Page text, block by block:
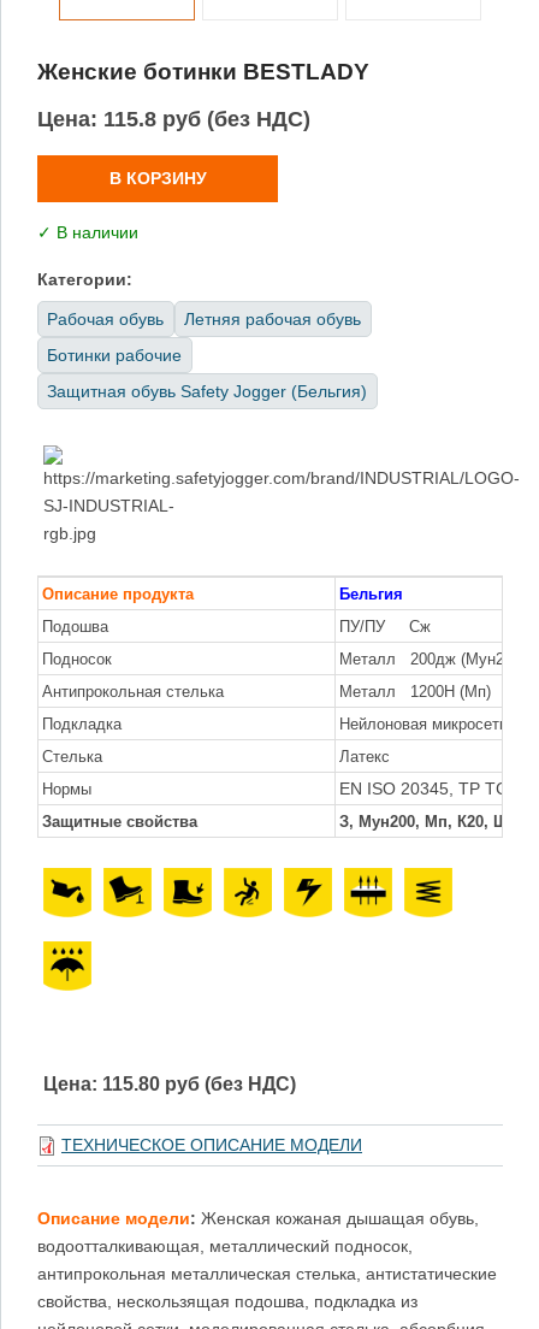
Женские ботинки BESTLADY
Цена: 115.8 руб (без НДС)
В КОРЗИНУ
✓ В наличии
Категории:
Рабочая обувь
Летняя рабочая обувь
Ботинки рабочие
Защитная обувь Safety Jogger (Бельгия)
Описание продукта
Бельгия
Подошва
ПУ/ПУ Сж
Подносок
Металл 200дж (Мун200)
Антипрокольная стелька
Металл 1200Н (Мп)
Подкладка
Нейлоновая микросетка
Стелька
Латекс
Нормы
EN ISO 20345, TP TC
Защитные свойства З, Мун200, Мп, К20, Щ20,
Цена: 115.80 руб (без НДС)
ТЕХНИЧЕСКОЕ ОПИСАНИЕ МОДЕЛИ
Описание модели: Женская кожаная дышащая обувь,
водоотталкивающая, металлический подносок,
антипрокольная металлическая стелька, антистатические
свойства, нескользящая подошва, подкладка из